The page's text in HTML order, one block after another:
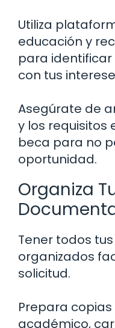
Utiliza
educación y
para
con tus
Asegúrate de
y los requisitos
beca para no
oportunidad.
Organiza
Tener todos
organizados
solicitud.
Prepara
académico,